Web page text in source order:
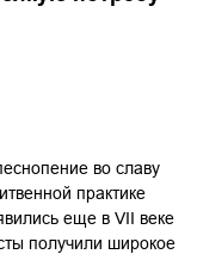
во славу
практике
еще в VII веке
получили широкое